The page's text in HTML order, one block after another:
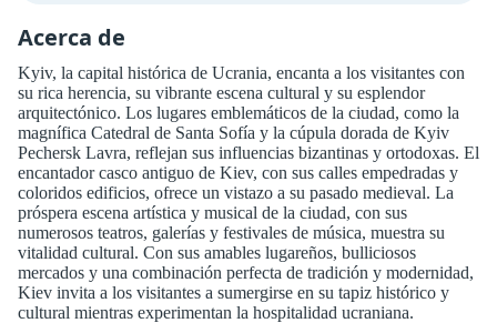
Acerca de
Kyiv, la capital histórica de Ucrania, encanta a los visitantes con
su rica herencia, su vibrante escena cultural y su esplendor
arquitectónico. Los lugares emblemáticos de la ciudad, como la
magnífica Catedral de Santa Sofía y la cúpula dorada de Kyiv
Pechersk Lavra, reflejan sus influencias bizantinas y ortodoxas. El
encantador casco antiguo de Kiev, con sus calles empedradas y
coloridos edificios, ofrece un vistazo a su pasado medieval. La
próspera escena artística y musical de la ciudad, con sus
numerosos teatros, galerías y festivales de música, muestra su
vitalidad cultural. Con sus amables lugareños, bulliciosos
mercados y una combinación perfecta de tradición y modernidad,
Kiev invita a los visitantes a sumergirse en su tapiz histórico y
cultural mientras experimentan la hospitalidad ucraniana.